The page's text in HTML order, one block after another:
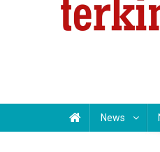
News